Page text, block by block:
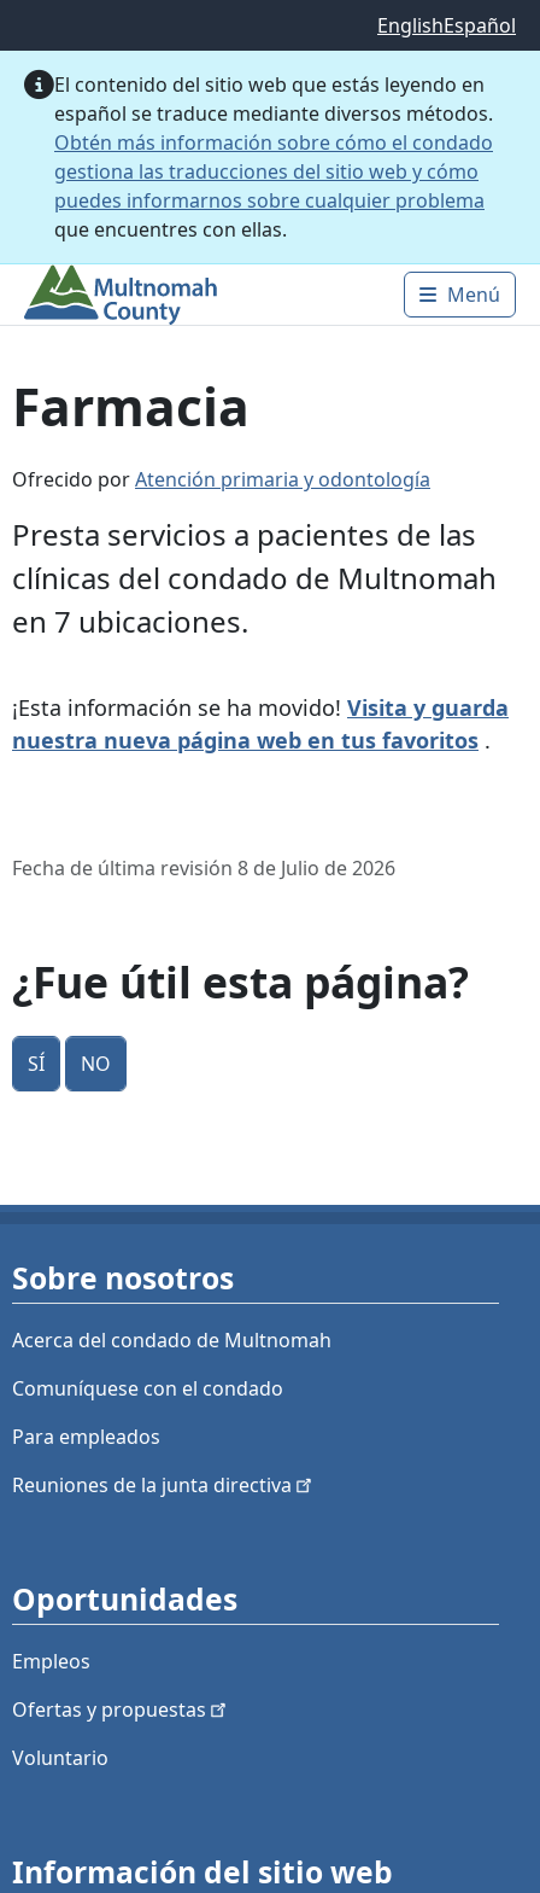
EnglishEspañol
El contenido del sitio web que estás leyendo en
español se traduce mediante diversos métodos.
Obtén más información sobre cómo el condado
gestiona las traducciones del sitio web y cómo
puedes informarnos sobre cualquier problema
que encuentres con ellas.
Main
Menú
Farmacia
Ofrecido porAtención primaria y odontología
Presta servicios a pacientes de las
clínicas del condado de Multnomah
en 7 ubicaciones.
¡Esta información se ha movido! Visita y guarda
nuestra nueva página web en tus favoritos .
Fecha de última revisión 8 de Julio de 2026
¿Fue útil esta página?
Sí No
Sobre nosotros
Acerca del condado de Multnomah
Comuníquese con el condado
Para empleados
Reuniones de la junta directiva
Oportunidades
Empleos
Ofertas y propuestas
Voluntario
Información del sitio web